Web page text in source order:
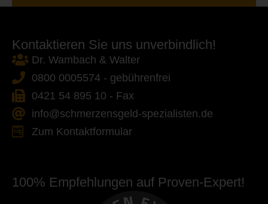
Kontaktieren Sie uns unverbindlich!
Dr. Wambach & Walter
0800 0005574 - gebührenfrei
0421 54 895 10 - Fax
info@schmerzensgeld-spezialisten.de
Zum Kontaktformular
100% Empfehlungen auf Proven-Expert!